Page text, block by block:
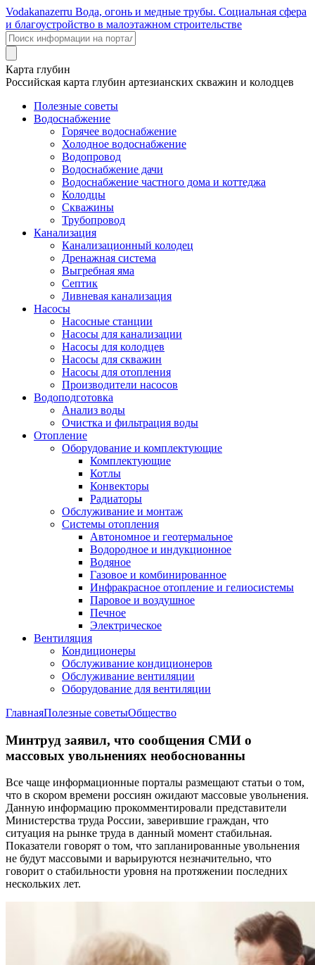
Vodakanazerru Вода, огонь и медные трубы. Социальная сфера
и благоустройство в малоэтажном строительстве
Карта глубин
Российская карта глубин артезианских скважин и колодцев
Полезные советы
Водоснабжение
Горячее водоснабжение
Холодное водоснабжение
Водопровод
Водоснабжение дачи
Водоснабжение частного дома и коттеджа
Колодцы
Скважины
Трубопровод
Канализация
Канализационный колодец
Дренажная система
Выгребная яма
Септик
Ливневая канализация
Насосы
Насосные станции
Насосы для канализации
Насосы для колодцев
Насосы для скважин
Насосы для отопления
Производители насосов
Водоподготовка
Анализ воды
Очистка и фильтрация воды
Отопление
Оборудование и комплектующие
Комплектующие
Котлы
Конвекторы
Радиаторы
Обслуживание и монтаж
Системы отопления
Автономное и геотермальное
Водородное и индукционное
Водяное
Газовое и комбинированное
Инфракрасное отопление и гелиосистемы
Паровое и воздушное
Печное
Электрическое
Вентиляция
Кондиционеры
Обслуживание кондиционеров
Обслуживание вентиляции
Оборудование для вентиляции
ГлавнаяПолезные советыОбщество
Минтруд заявил, что сообщения СМИ о
массовых увольнениях необоснованны
Все чаще информационные порталы размещают статьи о том,
что в скором времени россиян ожидают массовые увольнения.
Данную информацию прокомментировали представители
Министерства труда России, заверившие граждан, что
ситуация на рынке труда в данный момент стабильная.
Показатели говорят о том, что запланированные увольнения
не будут массовыми и варьируются незначительно, что
говорит о стабильности уровня на протяжении последних
нескольких лет.